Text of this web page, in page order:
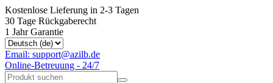
Kostenlose Lieferung in 2-3 Tagen
30 Tage Rückgaberecht
1 Jahr Garantie
Email: support@azilb.de
Online-Betreuung - 24/7